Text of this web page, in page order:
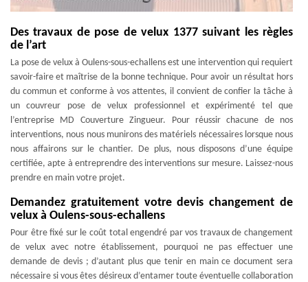
Des travaux de pose de velux 1377 suivant les règles
de l’art
La pose de velux à Oulens-sous-echallens est une intervention qui requiert
savoir-faire et maîtrise de la bonne technique. Pour avoir un résultat hors
du commun et conforme à vos attentes, il convient de confier la tâche à
un couvreur pose de velux professionnel et expérimenté tel que
l’entreprise MD Couverture Zingueur. Pour réussir chacune de nos
interventions, nous nous munirons des matériels nécessaires lorsque nous
nous affairons sur le chantier. De plus, nous disposons d’une équipe
certifiée, apte à entreprendre des interventions sur mesure. Laissez-nous
prendre en main votre projet.
Demandez gratuitement votre devis changement de
velux à Oulens-sous-echallens
Pour être fixé sur le coût total engendré par vos travaux de changement
de velux avec notre établissement, pourquoi ne pas effectuer une
demande de devis ; d’autant plus que tenir en main ce document sera
nécessaire si vous êtes désireux d’entamer toute éventuelle collaboration